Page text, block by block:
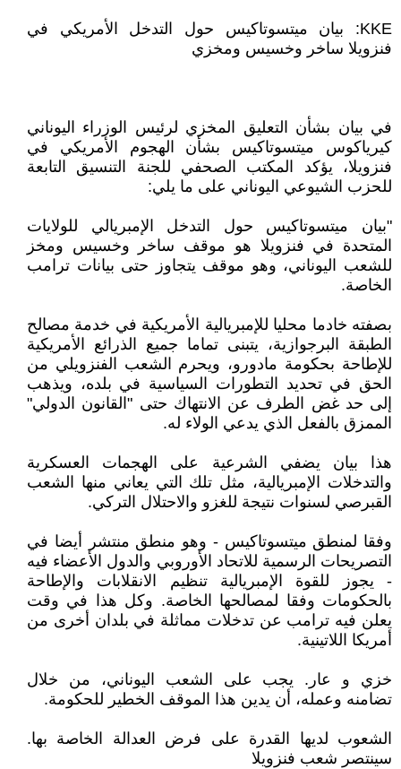
‏KKE: بيان ميتسوتاكيس حول التدخل الأمريكي في
فنزويلا ساخر وخسيس ومخزي
في بيان بشأن التعليق المخزي لرئيس الوزراء اليوناني
كيرياكوس ميتسوتاكيس بشأن الهجوم الأمريكي في
فنزويلا، يؤكد المكتب الصحفي للجنة التنسيق التابعة
للحزب الشيوعي اليوناني على ما يلي:
"بيان ميتسوتاكيس حول التدخل الإمبريالي للولايات
المتحدة في فنزويلا هو موقف ساخر وخسيس ومخز
للشعب اليوناني، وهو موقف يتجاوز حتى بيانات ترامب
الخاصة.
بصفته خادما محليا للإمبريالية الأمريكية في خدمة مصالح
الطبقة البرجوازية، يتبنى تماما جميع الذرائع الأمريكية
للإطاحة بحكومة مادورو، ويحرم الشعب الفنزويلي من
الحق في تحديد التطورات السياسية في بلده، ويذهب
إلى حد غض الطرف عن الانتهاك حتى "القانون الدولي"
الممزق بالفعل الذي يدعي الولاء له.
هذا بيان يضفي الشرعية على الهجمات العسكرية
والتدخلات الإمبريالية، مثل تلك التي يعاني منها الشعب
القبرصي لسنوات نتيجة للغزو والاحتلال التركي.
وفقا لمنطق ميتسوتاكيس - وهو منطق منتشر أيضا في
التصريحات الرسمية للاتحاد الأوروبي والدول الأعضاء فيه
- يجوز للقوة الإمبريالية تنظيم الانقلابات والإطاحة
بالحكومات وفقا لمصالحها الخاصة. وكل هذا في وقت
يعلن فيه ترامب عن تدخلات مماثلة في بلدان أخرى من
أمريكا اللاتينية.
خزي و عار. يجب على الشعب اليوناني، من خلال
تضامنه وعمله، أن يدين هذا الموقف الخطير للحكومة.
الشعوب لديها القدرة على فرض العدالة الخاصة بها.
سينتصر شعب فنزويلا